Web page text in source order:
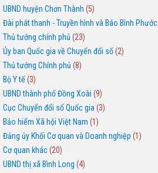
UBND huyện Chơn Thành (5)
Đài phát thanh - Truyền hình và Báo Bình Phước
Thủ tướng chính phủ (23)
Ủy ban Quốc gia về Chuyển đổi số(2)
Thủ tướng Chính phủ (8)
Bộ Y tế(3)
UBND thành phố Đồng Xoài (9)
Cục Chuyển đổi số Quốc gia (3)
Bảo hiểm Xã hội Việt Nam (1)
Đảng ủy Khối Cơ quan và Doanh nghiệp (1)
Cơ quan khác(20)
UBND thị xã Bình Long (4)